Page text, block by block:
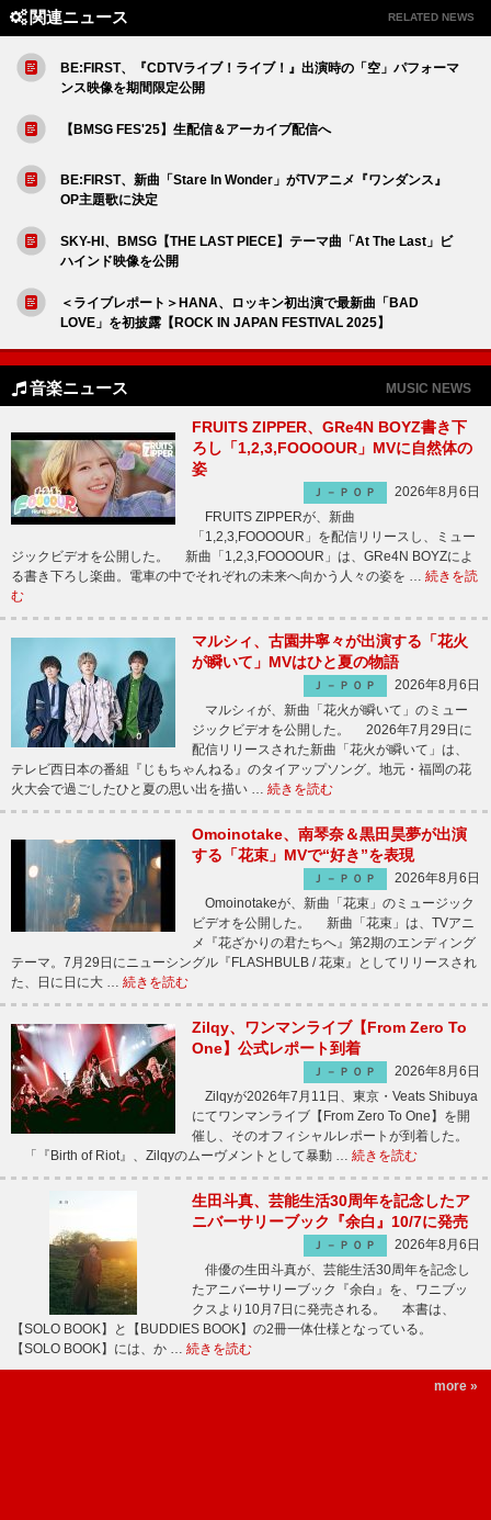
関連ニュース RELATED NEWS
BE:FIRST、『CDTVライブ！ライブ！』出演時の「空」パフォーマ
ンス映像を期間限定公開
【BMSG FES'25】生配信＆アーカイブ配信へ
BE:FIRST、新曲「Stare In Wonder」がTVアニメ『ワンダンス』
OP主題歌に決定
SKY-HI、BMSG【THE LAST PIECE】テーマ曲「At The Last」ビ
ハインド映像を公開
＜ライブレポート＞HANA、ロッキン初出演で最新曲「BAD
LOVE」を初披露【ROCK IN JAPAN FESTIVAL 2025】
音楽ニュース MUSIC NEWS
FRUITS ZIPPER、GRe4N BOYZ書き下
ろし「1,2,3,FOOOOUR」MVに自然体の
姿
Ｊ－ＰＯＰ
2026年8月6日
FRUITS ZIPPERが、新曲
「1,2,3,FOOOOUR」を配信リリースし、ミュー
ジックビデオを公開した。 新曲「1,2,3,FOOOOUR」は、GRe4N BOYZによ
る書き下ろし楽曲。電車の中でそれぞれの未来へ向かう人々の姿を … 続きを読
む
マルシィ、古園井寧々が出演する「花火
が瞬いて」MVはひと夏の物語
Ｊ－ＰＯＰ
2026年8月6日
マルシィが、新曲「花火が瞬いて」のミュー
ジックビデオを公開した。 2026年7月29日に
配信リリースされた新曲「花火が瞬いて」は、
テレビ西日本の番組『じもちゃんねる』のタイアップソング。地元・福岡の花
火大会で過ごしたひと夏の思い出を描い … 続きを読む
Omoinotake、南琴奈＆黒田昊夢が出演
する「花束」MVで“好き”を表現
Ｊ－ＰＯＰ
2026年8月6日
Omoinotakeが、新曲「花束」のミュージック
ビデオを公開した。 新曲「花束」は、TVアニ
メ『花ざかりの君たちへ』第2期のエンディング
テーマ。7月29日にニューシングル『FLASHBULB / 花束』としてリリースされ
た、日に日に大 … 続きを読む
Zilqy、ワンマンライブ【From Zero To
One】公式レポート到着
Ｊ－ＰＯＰ
2026年8月6日
Zilqyが2026年7月11日、東京・Veats Shibuya
にてワンマンライブ【From Zero To One】を開
催し、そのオフィシャルレポートが到着した。
「『Birth of Riot』、Zilqyのムーヴメントとして暴動 … 続きを読む
生田斗真、芸能生活30周年を記念したア
ニバーサリーブック『余白』10/7に発売
Ｊ－ＰＯＰ
2026年8月6日
俳優の生田斗真が、芸能生活30周年を記念し
たアニバーサリーブック『余白』を、ワニブッ
クスより10月7日に発売される。 本書は、
【SOLO BOOK】と【BUDDIES BOOK】の2冊一体仕様となっている。
【SOLO BOOK】には、か … 続きを読む
more »